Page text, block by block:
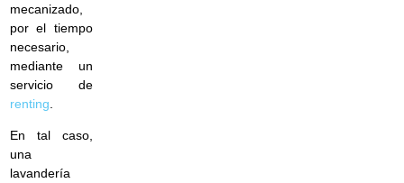
mecanizado,
por el tiempo
necesario,
mediante un
servicio de
renting
En tal caso,
una
lavandería